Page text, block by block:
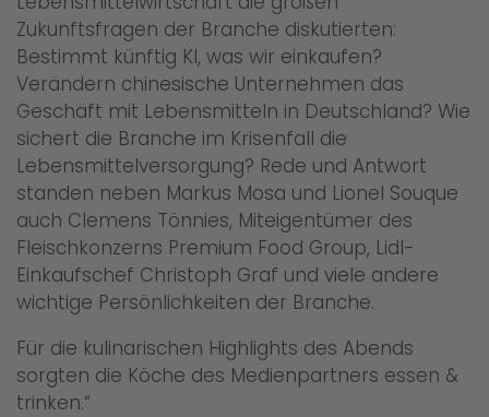
Zukunftsfragen der Branche diskutierten:
Bestimmt künftig KI, was wir einkaufen?
Verändern chinesische Unternehmen das
Geschäft mit Lebensmitteln in Deutschland? Wie
sichert die Branche im Krisenfall die
Lebensmittelversorgung? Rede und Antwort
standen neben Markus Mosa und Lionel Souque
auch Clemens Tönnies, Miteigentümer des
Fleischkonzerns Premium Food Group, Lidl-
Einkaufschef Christoph Graf und viele andere
wichtige Persönlichkeiten der Branche.
Für die kulinarischen Highlights des Abends
sorgten die Köche des Medienpartners essen &
trinken.“